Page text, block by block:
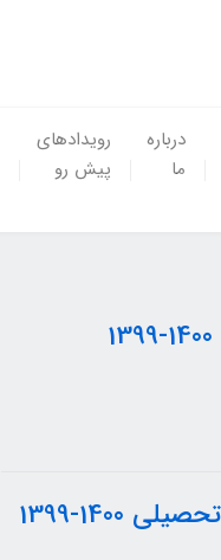
درباره
ما
رویدادهای
پیش رو